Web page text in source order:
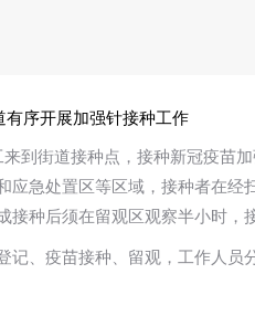
有序开展加强针接种工作
到街道接种点，接种新冠疫苗
急处置区等区域，接种者在经
种后须在留观区观察半小时，
、疫苗接种、留观，工作人员